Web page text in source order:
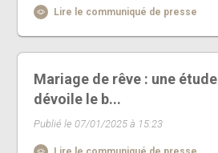
Lire le communiqué de presse
Mariage de rêve : une
dévoile le b...
Publié le 07/01/2025 à 15:23